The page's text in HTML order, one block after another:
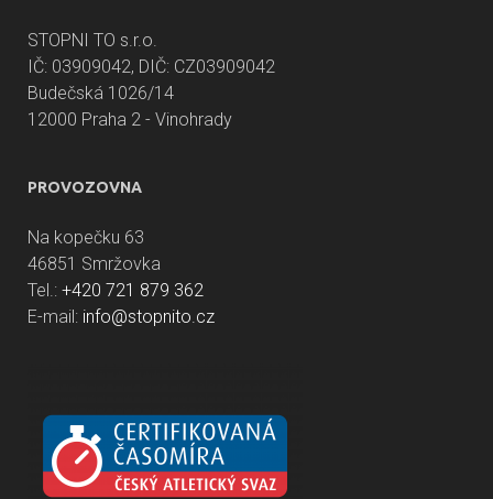
STOPNI TO s.r.o.
IČ: 03909042, DIČ: CZ03909042
Budečská 1026/14
12000 Praha 2 - Vinohrady
PROVOZOVNA
Na kopečku 63
46851 Smržovka
Tel.: +420 721 879 362
E-mail: info@stopnito.cz